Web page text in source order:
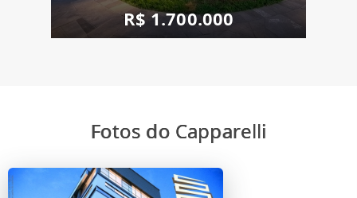
R$ 1.700.000
Fotos do Capparelli